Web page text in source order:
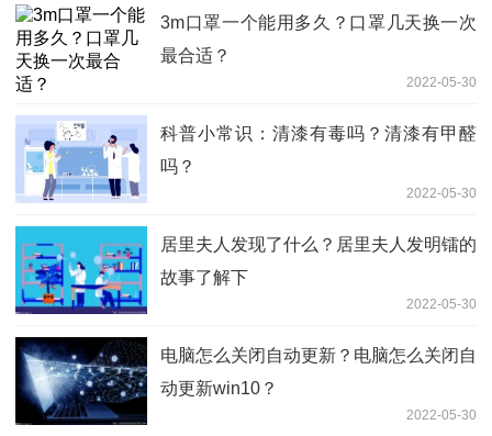
3m口罩一个能用多久？口罩几天换一次
最合适？
2022-05-30
科普小常识：清漆有毒吗？清漆有甲醛
吗？
2022-05-30
居里夫人发现了什么？居里夫人发明镭的
故事了解下
2022-05-30
电脑怎么关闭自动更新？电脑怎么关闭自
动更新win10？
2022-05-30